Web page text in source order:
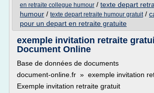
en retraite collegue humour / texte depart
humour / texte depart retraite humour gratuit/
pour un depart en retraite gratuite
exemple invitation retraite
Document Online
Base de données de documents
document-online.fr » exemple invitation
Exemple invitation retraite gratuit